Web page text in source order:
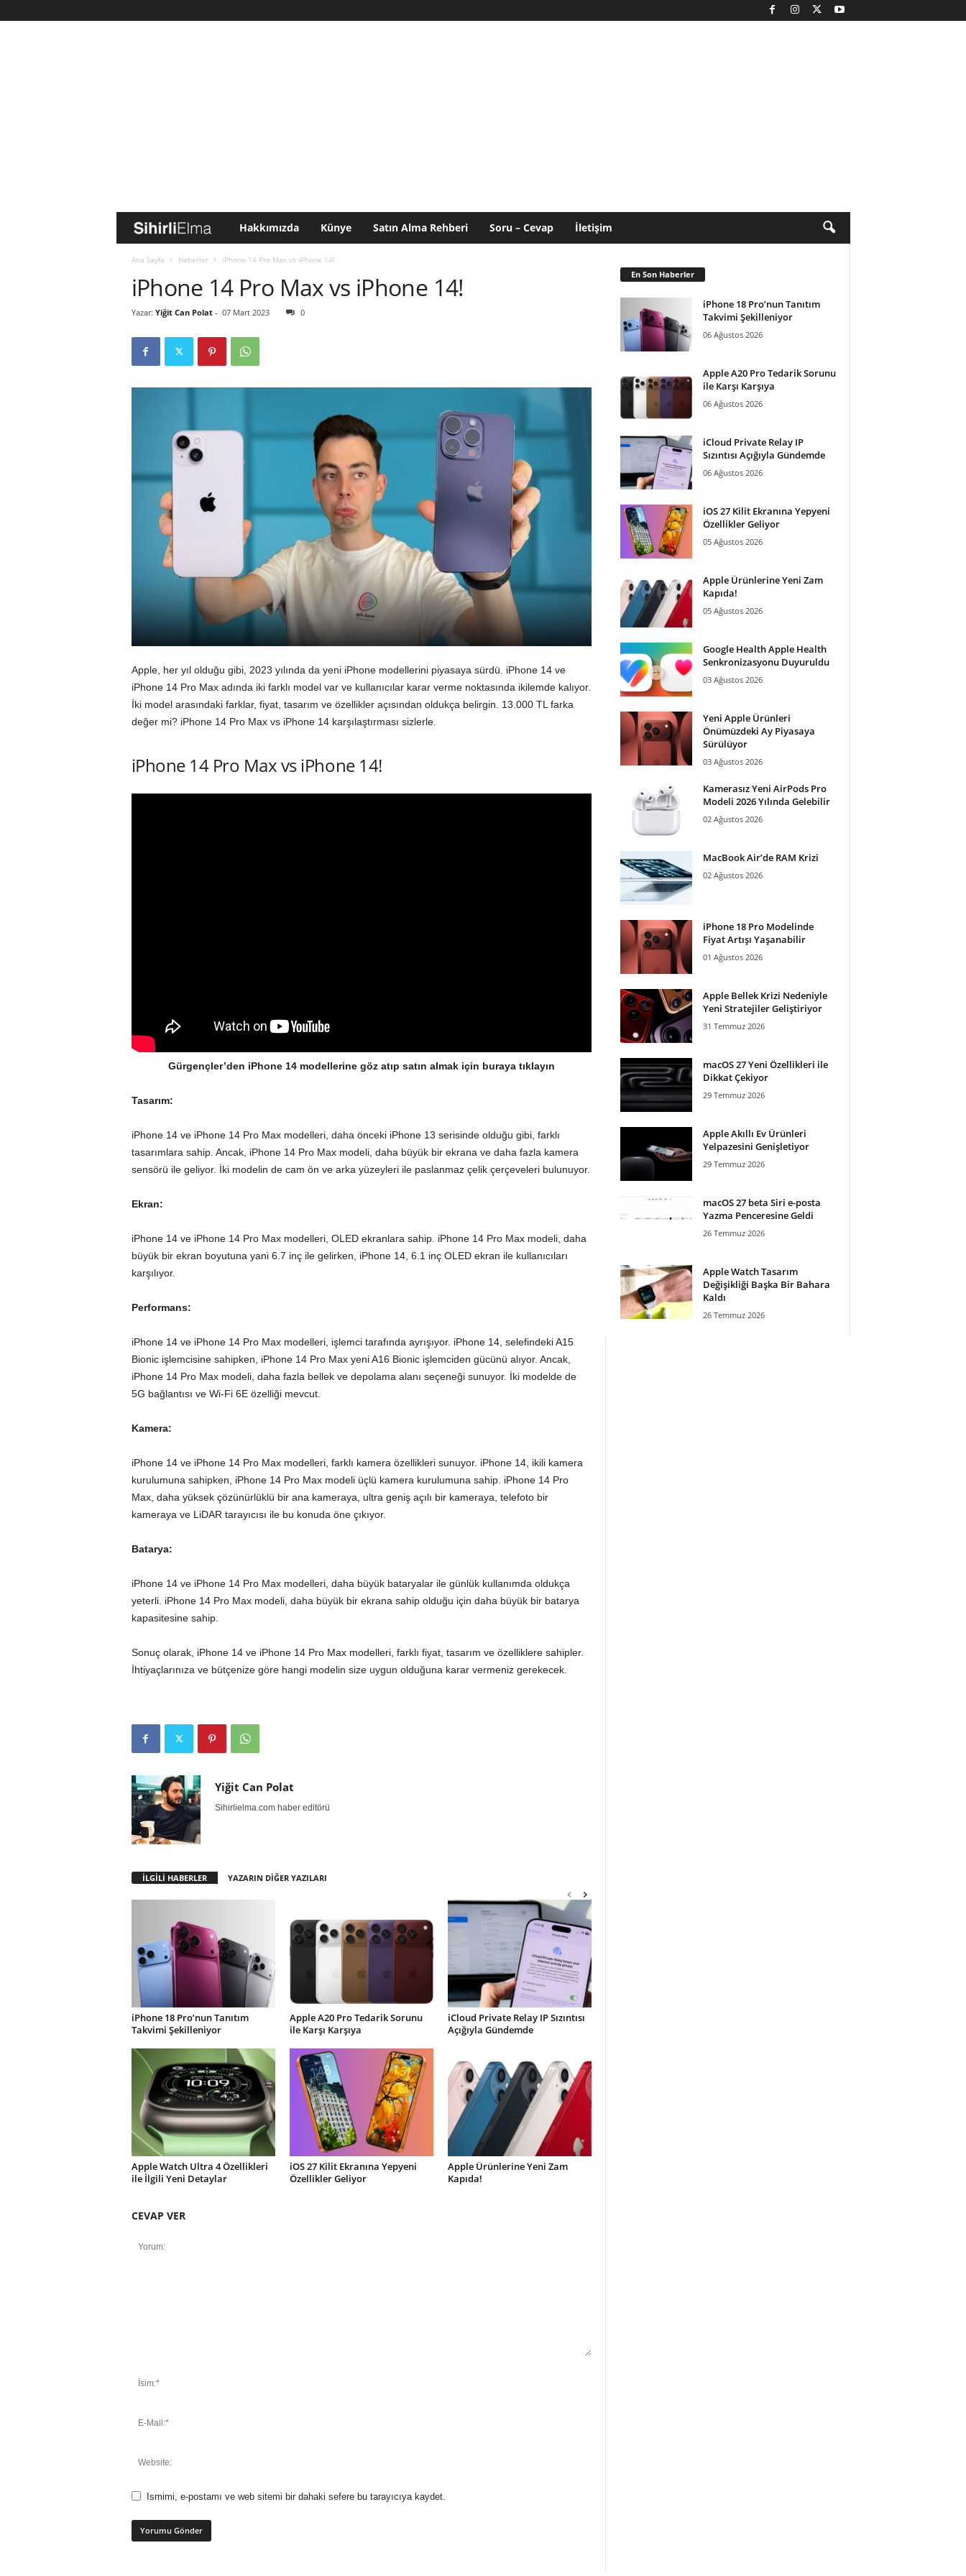
i
h
l
Hakkımızda Künye Satın Alma Rehberi Soru – Cevap İletişim
Ana Sayfa Haberler iPhone 14 Pro Max vs iPhone 14!
iPhone 14 Pro Max vs iPhone 14!
Yazar: Yiğit Can Polat- 07 Mart 2023 0
Apple, her yıl olduğu gibi, 2023 yılında da yeni iPhone modellerini piyasaya sürdü. iPhone 14 ve
iPhone 14 Pro Max adında iki farklı model var ve kullanıcılar karar verme noktasında ikilemde kalıyor.
İki model arasındaki farklar, fiyat, tasarım ve özellikler açısından oldukça belirgin. 13.000 TL farka
değer mi? iPhone 14 Pro Max vs iPhone 14 karşılaştırması sizlerle.
iPhone 14 Pro Max vs iPhone 14!
Gürgençler’den iPhone 14 modellerine göz atıp satın almak için buraya tıklayın
Tasarım:
iPhone 14 ve iPhone 14 Pro Max modelleri, daha önceki iPhone 13 serisinde olduğu gibi, farklı
tasarımlara sahip. Ancak, iPhone 14 Pro Max modeli, daha büyük bir ekrana ve daha fazla kamera
sensörü ile geliyor. İki modelin de cam ön ve arka yüzeyleri ile paslanmaz çelik çerçeveleri bulunuyor.
Ekran:
iPhone 14 ve iPhone 14 Pro Max modelleri, OLED ekranlara sahip. iPhone 14 Pro Max modeli, daha
büyük bir ekran boyutuna yani 6.7 inç ile gelirken, iPhone 14, 6.1 inç OLED ekran ile kullanıcıları
karşılıyor.
Performans:
iPhone 14 ve iPhone 14 Pro Max modelleri, işlemci tarafında ayrışıyor. iPhone 14, selefindeki A15
Bionic işlemcisine sahipken, iPhone 14 Pro Max yeni A16 Bionic işlemciden gücünü alıyor. Ancak,
iPhone 14 Pro Max modeli, daha fazla bellek ve depolama alanı seçeneği sunuyor. İki modelde de
5G bağlantısı ve Wi-Fi 6E özelliği mevcut.
Kamera:
iPhone 14 ve iPhone 14 Pro Max modelleri, farklı kamera özellikleri sunuyor. iPhone 14, ikili kamera
kurulumuna sahipken, iPhone 14 Pro Max modeli üçlü kamera kurulumuna sahip. iPhone 14 Pro
Max, daha yüksek çözünürlüklü bir ana kameraya, ultra geniş açılı bir kameraya, telefoto bir
kameraya ve LiDAR tarayıcısı ile bu konuda öne çıkıyor.
Batarya:
iPhone 14 ve iPhone 14 Pro Max modelleri, daha büyük bataryalar ile günlük kullanımda oldukça
yeterli. iPhone 14 Pro Max modeli, daha büyük bir ekrana sahip olduğu için daha büyük bir batarya
kapasitesine sahip.
Sonuç olarak, iPhone 14 ve iPhone 14 Pro Max modelleri, farklı fiyat, tasarım ve özelliklere sahipler.
İhtiyaçlarınıza ve bütçenize göre hangi modelin size uygun olduğuna karar vermeniz gerekecek.
Yiğit Can Polat
Sihirlielma.com haber editörü
İLGİLİ HABERLER YAZARIN DİĞER YAZILARI
iPhone 18 Pro’nun Tanıtım
Takvimi Şekilleniyor
Apple A20 Pro Tedarik Sorunu
ile Karşı Karşıya
iCloud Private Relay IP Sızıntısı
Açığıyla Gündemde
Apple Watch Ultra 4 Özellikleri
ile İlgili Yeni Detaylar
iOS 27 Kilit Ekranına Yepyeni
Özellikler Geliyor
Apple Ürünlerine Yeni Zam
Kapıda!
CEVAP VER
Ismimi, e-postamı ve web sitemi bir dahaki sefere bu tarayıcıya kaydet.
En Son Haberler
iPhone 18 Pro’nun Tanıtım
Takvimi Şekilleniyor
06 Ağustos 2026
Apple A20 Pro Tedarik Sorunu
ile Karşı Karşıya
06 Ağustos 2026
iCloud Private Relay IP
Sızıntısı Açığıyla Gündemde
06 Ağustos 2026
iOS 27 Kilit Ekranına Yepyeni
Özellikler Geliyor
05 Ağustos 2026
Apple Ürünlerine Yeni Zam
Kapıda!
05 Ağustos 2026
Google Health Apple Health
Senkronizasyonu Duyuruldu
03 Ağustos 2026
Yeni Apple Ürünleri
Önümüzdeki Ay Piyasaya
Sürülüyor
03 Ağustos 2026
Kamerasız Yeni AirPods Pro
Modeli 2026 Yılında Gelebilir
02 Ağustos 2026
MacBook Air’de RAM Krizi
02 Ağustos 2026
iPhone 18 Pro Modelinde
Fiyat Artışı Yaşanabilir
01 Ağustos 2026
Apple Bellek Krizi Nedeniyle
Yeni Stratejiler Geliştiriyor
31 Temmuz 2026
macOS 27 Yeni Özellikleri ile
Dikkat Çekiyor
29 Temmuz 2026
Apple Akıllı Ev Ürünleri
Yelpazesini Genişletiyor
29 Temmuz 2026
macOS 27 beta Siri e-posta
Yazma Penceresine Geldi
26 Temmuz 2026
Apple Watch Tasarım
Değişikliği Başka Bir Bahara
Kaldı
26 Temmuz 2026